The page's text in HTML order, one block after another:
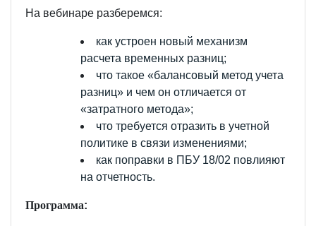
На вебинаре разберемся:
как устроен новый механизм
расчета временных разниц;
что такое «балансовый метод учета
разниц» и чем он отличается от
«затратного метода»;
что требуется отразить в учетной
политике в связи изменениями;
как поправки в ПБУ 18/02 повлияют
на отчетность.
Программа: